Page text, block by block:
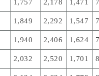
1,757 2,178 1,471
1,849 2,292 1,547
1,940 2,406 1,624
2,032 2,520 1,701